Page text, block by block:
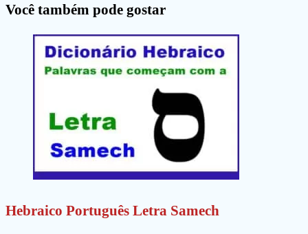
comentar
comentar
(opcional)
Você também pode gostar
Hebraico Português Letra Samech